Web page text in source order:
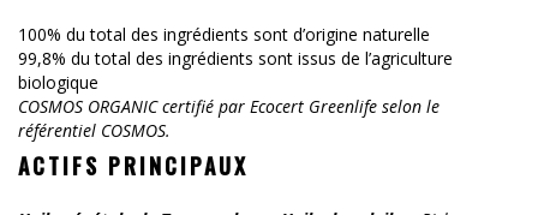
100% du total des ingrédients sont d’origine naturelle
99,8% du total des ingrédients sont issus de l’agriculture
biologique
COSMOS ORGANIC certifié par Ecocert Greenlife selon le
référentiel COSMOS.
ACTIFS PRINCIPAUX